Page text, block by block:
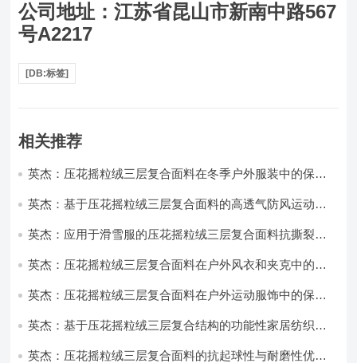
公司地址：江苏省昆山市新南中路567
号A2217
[DB:标签]
相关推荐
英杰：压花摇粒绒三层复合面料在冬季户外服装中的保暖
英杰：基于压花摇粒绒三层复合面料的高透气防风运动服
英杰：应用于滑雪服的压花摇粒绒三层复合面料抗撕裂与
英杰：压花摇粒绒三层复合面料在户外风衣和夹克中的应
英杰：压花摇粒绒三层复合面料在户外运动服饰中的保暖
英杰：基于压花摇粒绒三层复合结构的功能性家居纺织品
英杰：压花摇粒绒三层复合面料的抗起球性与耐磨性优化